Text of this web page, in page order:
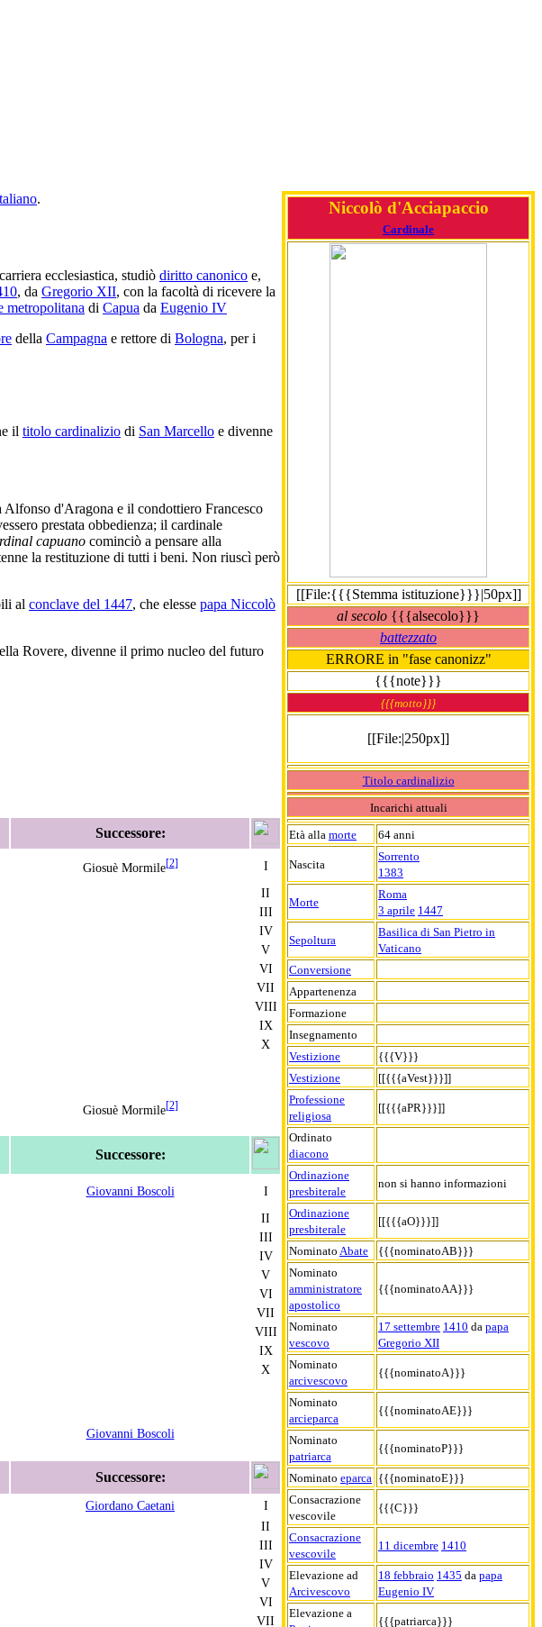
Niccolò d'Acciapaccio
Cardinale
[[File:{{{Stemma istituzione}}}|50px]]
al secolo {{{alsecolo}}}
battezzato
ERRORE in "fase canonizz"
{{{note}}}
{{{motto}}}
[[File:|250px]]
Titolo cardinalizio
Incarichi attuali
Età alla morte 64 anni
Nascita
Sorrento
1383
Morte
Roma
3 aprile 1447
Sepoltura
Basilica di San Pietro in
Vaticano
Conversione
Appartenenza
Formazione
Insegnamento
Vestizione
{{{V}}}
Vestizione
[[{{{aVest}}}]]
Professione
religiosa
[[{{{aPR}}}]]
Ordinato
diacono
Ordinazione
presbiterale
non si hanno informazioni
Ordinazione
presbiterale
[[{{{aO}}}]]
Nominato Abate
{{{nominatoAB}}}
Nominato
amministratore
apostolico
{{{nominatoAA}}}
Nominato
vescovo
17 settembre 1410 da papa
Gregorio XII
Nominato
arcivescovo
{{{nominatoA}}}
Nominato
arcieparca
{{{nominatoAE}}}
Nominato
patriarca
{{{nominatoP}}}
Nominato eparca {{{nominatoE}}}
Consacrazione
vescovile
{{{C}}}
Consacrazione
vescovile
11 dicembre 1410
Elevazione ad
Arcivescovo
18 febbraio 1435 da papa
Eugenio IV
Elevazione a
{{{patriarca}}}
.
ecclesiastica, studiò diritto canonico e,
, da Gregorio XII, con la facoltà di ricevere la
metropolitana di Capua da Eugenio IV
della Campagna e rettore di Bologna, per i
il titolo cardinalizio di San Marcello e divenne
d'Aragona e il condottiero Francesco
prestata obbedienza; il cardinale
capuano cominciò a pensare alla
la restituzione di tutti i beni. Non riuscì però
al conclave del 1447, che elesse papa Niccolò
Rovere, divenne il primo nucleo del futuro
Successore:
Giosuè Mormile[2]
I
II
III
IV
V
VI
VII
VIII
IX
X
Giosuè Mormile[2]
Successore:
Giovanni Boscoli
I
II
III
IV
V
VI
VII
VIII
IX
X
Giovanni Boscoli
Successore:
Giordano Caetani
I
II
III
IV
V
VI
VII